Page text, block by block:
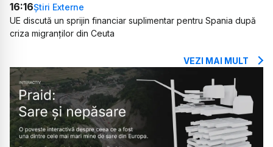
16:16Știri Externe
UE discută un sprijin financiar suplimentar pentru Spania după
criza migranților din Ceuta
VEZI MAI MULT